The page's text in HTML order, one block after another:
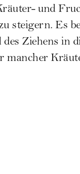
und
steigern. Es
Ziehens in
mancher